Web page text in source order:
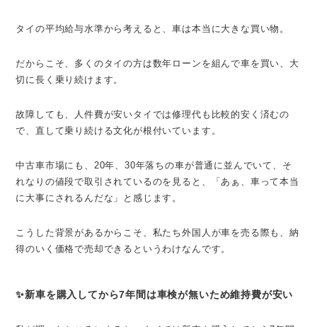
タイの平均給与水準から考えると、車は本当に大きな買い物。
だからこそ、多くのタイの方は数年ローンを組んで車を買い、大
切に長く乗り続けます。
故障しても、人件費が安いタイでは修理代も比較的安く済むの
で、直して乗り続ける文化が根付いています。
中古車市場にも、20年、30年落ちの車が普通に並んでいて、そ
れなりの値段で取引されているのを見ると、「あぁ、車って本当
に大事にされるんだな」と感じます。
こうした背景があるからこそ、私たち外国人が車を売る際も、納
得のいく価格で売却できるというわけなんです。
✨新車を購入してから7年間は車検が無いため維持費が安い